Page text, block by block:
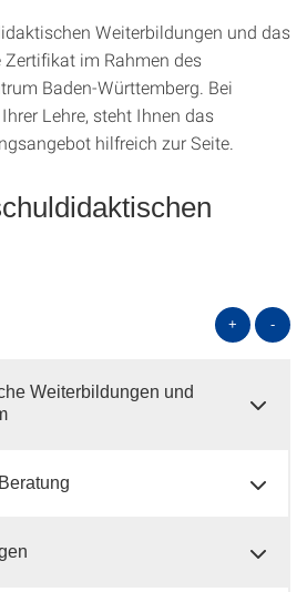
Weiterbildungen und das
im Rahmen des
Baden-Württemberg. Bei
Lehre, steht Ihnen das
hilfreich zur Seite.
+ -
Weiterbildungen und